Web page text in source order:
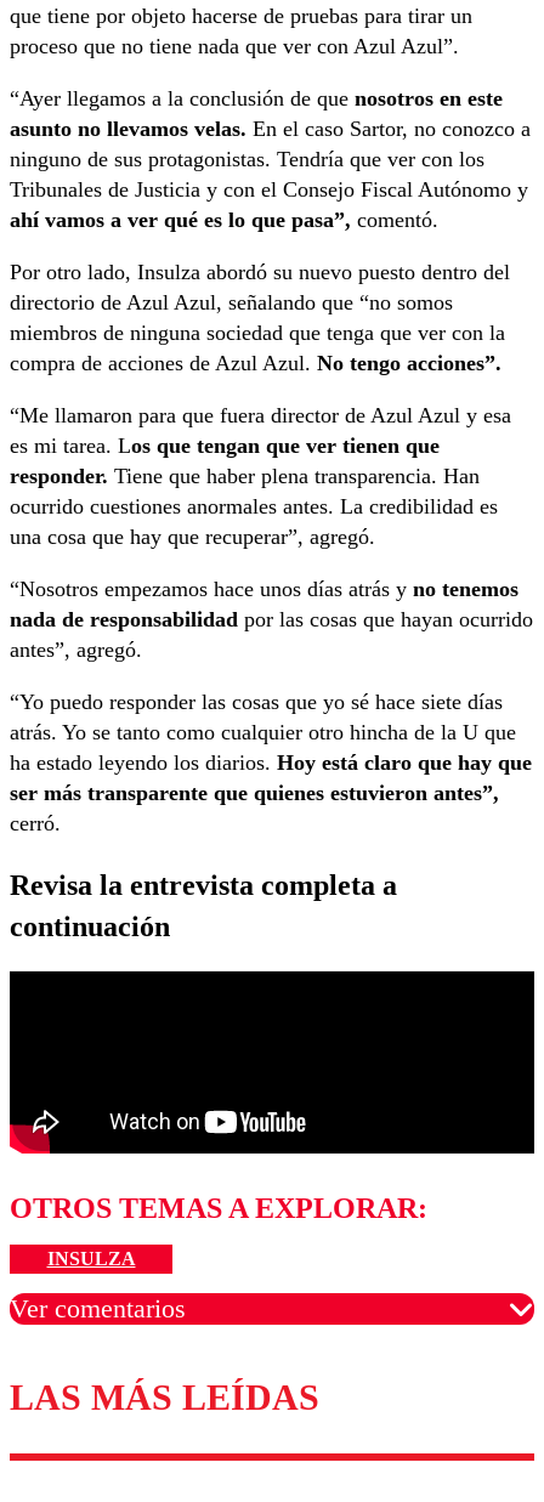
que tiene por objeto hacerse de pruebas para tirar un
proceso que no tiene nada que ver con Azul Azul”.
“Ayer llegamos a la conclusión de que nosotros en este
asunto no llevamos velas. En el caso Sartor, no conozco a
ninguno de sus protagonistas. Tendría que ver con los
Tribunales de Justicia y con el Consejo Fiscal Autónomo y
ahí vamos a ver qué es lo que pasa”, comentó.
Por otro lado, Insulza abordó su nuevo puesto dentro del
directorio de Azul Azul, señalando que “no somos
miembros de ninguna sociedad que tenga que ver con la
compra de acciones de Azul Azul. No tengo acciones”.
“Me llamaron para que fuera director de Azul Azul y esa
es mi tarea. Los que tengan que ver tienen que
responder. Tiene que haber plena transparencia. Han
ocurrido cuestiones anormales antes. La credibilidad es
una cosa que hay que recuperar”, agregó.
“Nosotros empezamos hace unos días atrás y no tenemos
nada de responsabilidad por las cosas que hayan ocurrido
antes”, agregó.
“Yo puedo responder las cosas que yo sé hace siete días
atrás. Yo se tanto como cualquier otro hincha de la U que
ha estado leyendo los diarios. Hoy está claro que hay que
ser más transparente que quienes estuvieron antes”,
cerró.
Revisa la entrevista completa a
continuación
OTROS TEMAS A EXPLORAR:
INSULZA
Ver comentarios
Los comentarios son moderados para garantizar un
diálogo respetuoso.
LAS MÁS LEÍDAS